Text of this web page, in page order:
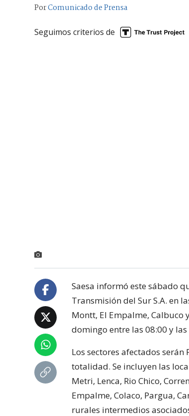
PorComunicado de Prensa
Seguimos criterios de
Saesa informó este sábado
Transmisión del Sur S.A. en
Montt, El Empalme, Calbuco
domingo entre las 08:00 y las
Los sectores afectados
totalidad. Se incluyen las
Metri, Lenca, Rio Chico,
Empalme, Colaco, Pargua,
rurales intermedios